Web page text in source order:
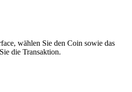
wählen Sie den Coin sowie das
die Transaktion.